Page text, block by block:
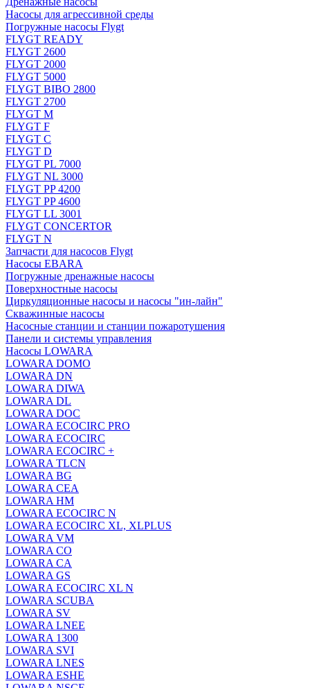
Насосы для агрессивной среды
Погружные насосы Flygt
FLYGT READY
FLYGT 2600
FLYGT 2000
FLYGT 5000
FLYGT BIBO 2800
FLYGT 2700
FLYGT M
FLYGT F
FLYGT C
FLYGT D
FLYGT PL 7000
FLYGT NL 3000
FLYGT PP 4200
FLYGT PP 4600
FLYGT LL 3001
FLYGT CONCERTOR
FLYGT N
Запчасти для насосов Flygt
Насосы EBARA
Погружные дренажные насосы
Поверхностные насосы
Циркуляционные насосы и насосы "ин-лайн"
Скважинные насосы
Насосные станции и станции пожаротушения
Панели и системы управления
Насосы LOWARA
LOWARA DOMO
LOWARA DN
LOWARA DIWA
LOWARA DL
LOWARA DOC
LOWARA ECOCIRC PRO
LOWARA ECOCIRC
LOWARA ECOCIRC +
LOWARA TLCN
LOWARA BG
LOWARA CEA
LOWARA HM
LOWARA ECOCIRC N
LOWARA ECOCIRC XL, XLPLUS
LOWARA VM
LOWARA CO
LOWARA CA
LOWARA GS
LOWARA ECOCIRC XL N
LOWARA SCUBA
LOWARA SV
LOWARA LNEE
LOWARA 1300
LOWARA SVI
LOWARA LNES
LOWARA ESHE